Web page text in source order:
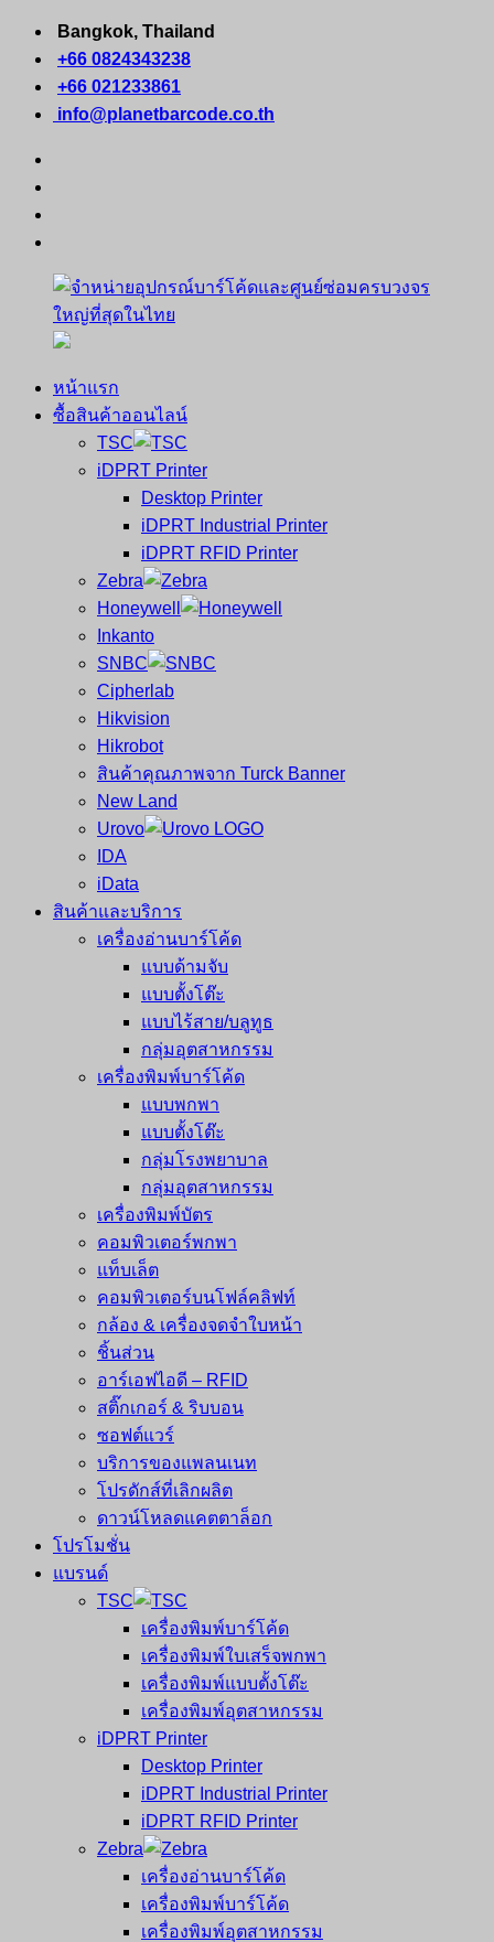
Skip
content
Bangkok, Thailand
+66 0824343238
+66 021233861
info@planetbarcode.co.th
จำหน่าย
คอมพิวเตอร์
หน้าแรก
ซื้อสินค้าออนไลน์
TSC
iDPRT Printer
Desktop Printer
iDPRT Industrial Printer
iDPRT RFID Printer
Zebra
Honeywell
Inkanto
SNBC
Cipherlab
Hikvision
Hikrobot
สินค้าคุณภาพจาก Turck Banner
New Land
Urovo
IDA
iData
สินค้าและบริการ
เครื่องอ่านบาร์โค้ด
แบบด้ามจับ
แบบตั้งโต๊ะ
แบบไร้สาย/บลูทูธ
กลุ่มอุตสาหกรรม
เครื่องพิมพ์บาร์โค้ด
แบบพกพา
แบบตั้งโต๊ะ
กลุ่มโรงพยาบาล
กลุ่มอุตสาหกรรม
เครื่องพิมพ์บัตร
คอมพิวเตอร์พกพา
แท็บเล็ต
คอมพิวเตอร์บนโฟล์คลิฟท์
กล้อง & เครื่องจดจำใบหน้า
ชิ้นส่วน
อาร์เอฟไอดี – RFID
สติ๊กเกอร์ & ริบบอน
ซอฟต์แวร์
บริการของแพลนเนท
โปรดักส์ที่เลิกผลิต
ดาวน์โหลดแคตตาล็อก
โปรโมชั่น
แบรนด์
TSC
เครื่องพิมพ์บาร์โค้ด
เครื่องพิมพ์ใบเสร็จพกพา
เครื่องพิมพ์แบบตั้งโต๊ะ
เครื่องพิมพ์อุตสาหกรรม
iDPRT Printer
Desktop Printer
iDPRT Industrial Printer
iDPRT RFID Printer
Zebra
เครื่องอ่านบาร์โค้ด
เครื่องพิมพ์บาร์โค้ด
เครื่องพิมพ์อุตสาหกรรม